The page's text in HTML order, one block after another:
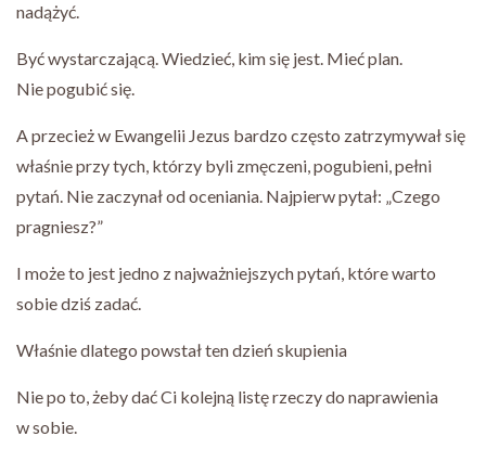
nadążyć.
Być wystarczającą. Wiedzieć, kim się jest. Mieć plan.
Nie pogubić się.
A przecież w Ewangelii Jezus bardzo często zatrzymywał się
właśnie przy tych, którzy byli zmęczeni, pogubieni, pełni
pytań. Nie zaczynał od oceniania. Najpierw pytał: „Czego
pragniesz?”
I może to jest jedno z najważniejszych pytań, które warto
sobie dziś zadać.
Właśnie dlatego powstał ten dzień skupienia
Nie po to, żeby dać Ci kolejną listę rzeczy do naprawienia
w sobie.